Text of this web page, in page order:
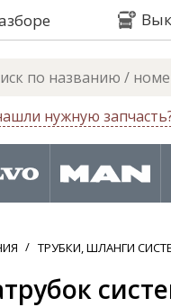
нужную
ТРУБКИ, ШЛАНГИ